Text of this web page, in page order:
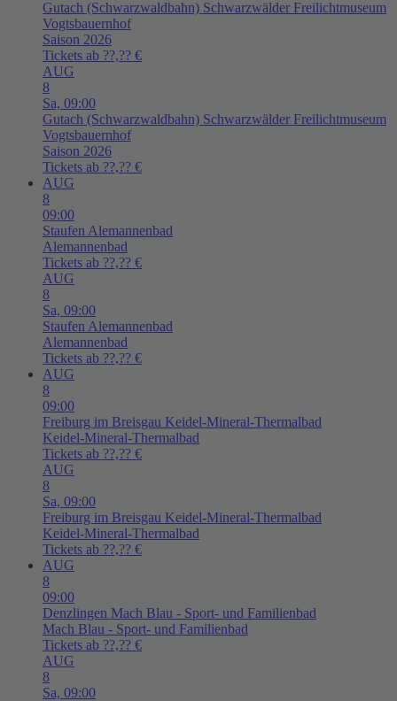
Gutach (Schwarzwaldbahn) Schwarzwälder Freilichtmuseum
Vogtsbauernhof
Saison 2026
Tickets ab ??,?? €
AUG
8
Sa, 09:00
Gutach (Schwarzwaldbahn) Schwarzwälder Freilichtmuseum
Vogtsbauernhof
Saison 2026
Tickets ab ??,?? €
AUG
8
09:00
Staufen Alemannenbad
Alemannenbad
Tickets ab ??,?? €
AUG
8
Sa, 09:00
Staufen Alemannenbad
Alemannenbad
Tickets ab ??,?? €
AUG
8
09:00
Freiburg im Breisgau Keidel-Mineral-Thermalbad
Keidel-Mineral-Thermalbad
Tickets ab ??,?? €
AUG
8
Sa, 09:00
Freiburg im Breisgau Keidel-Mineral-Thermalbad
Keidel-Mineral-Thermalbad
Tickets ab ??,?? €
AUG
8
09:00
Denzlingen Mach Blau - Sport- und Familienbad
Mach Blau - Sport- und Familienbad
Tickets ab ??,?? €
AUG
8
Sa, 09:00